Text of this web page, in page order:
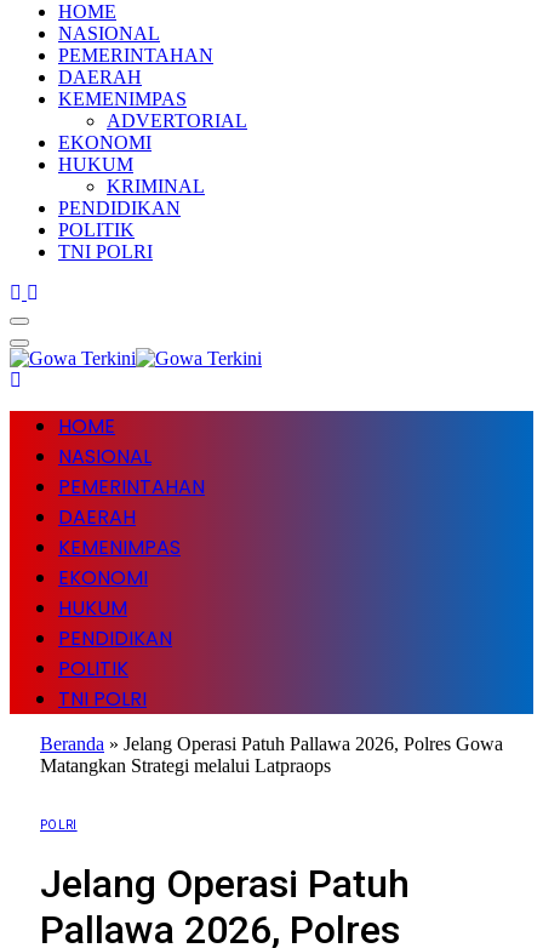
HOME
NASIONAL
PEMERINTAHAN
DAERAH
KEMENIMPAS
ADVERTORIAL
EKONOMI
HUKUM
KRIMINAL
PENDIDIKAN
POLITIK
TNI POLRI
HOME
NASIONAL
PEMERINTAHAN
DAERAH
KEMENIMPAS
EKONOMI
HUKUM
PENDIDIKAN
POLITIK
TNI POLRI
Beranda » Jelang Operasi Patuh Pallawa 2026, Polres Gowa
Matangkan Strategi melalui Latpraops
POLRI
Jelang Operasi Patuh
Pallawa 2026, Polres